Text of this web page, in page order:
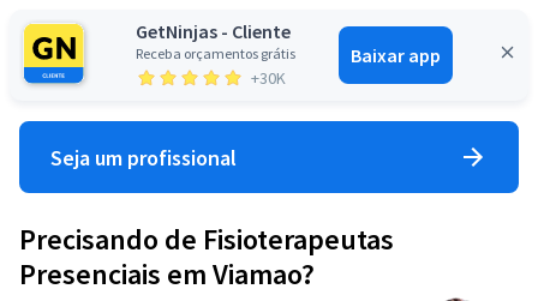
GetNinjas - Cliente
Receba orçamentos grátis
+30K
Baixar app
Entrar
Seja um profissional
Precisando de Fisioterapeutas
Presenciais em Viamao?